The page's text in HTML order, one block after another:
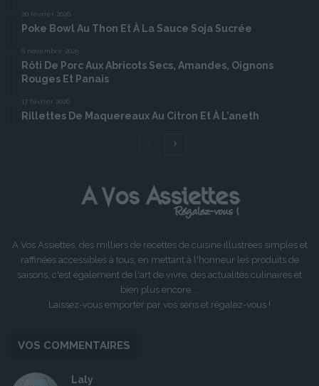
20 février 2026
Poke Bowl Au Thon Et À La Sauce Soja Sucrée
6 novembre 2025
Rôti De Porc Aux Abricots Secs, Amandes, Oignons
Rouges Et Panais
17 février 2026
Rillettes De Maquereaux Au Citron Et À L’aneth
Page
A Vos Assiettes, des milliers de recettes de cuisine illustrées simples et
raffinées accessibles à tous, en mettant à l'honneur les produits de
saisons, c'est également de l'art de vivre, des actualités culinaires et
bien plus encore ...
Laissez-vous emporter par vos sens et régalez-vous !
VOS COMMENTAIRES
Laly